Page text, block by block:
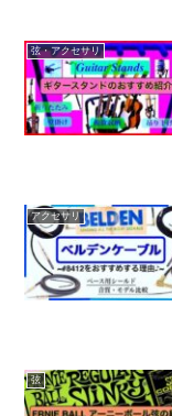
弦・アクセサリ
アクセサリ
弦